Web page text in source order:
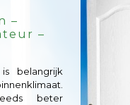
–
–
is belangrijk
beter